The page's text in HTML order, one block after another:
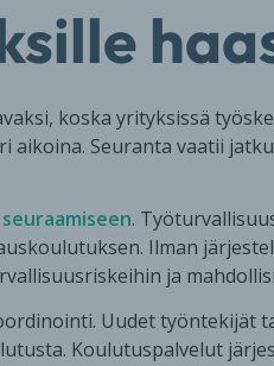
koska yrityksissä
Seuranta vaatii
.
Ilman
ja
Uudet työntekijät
Koulutuspalvelut